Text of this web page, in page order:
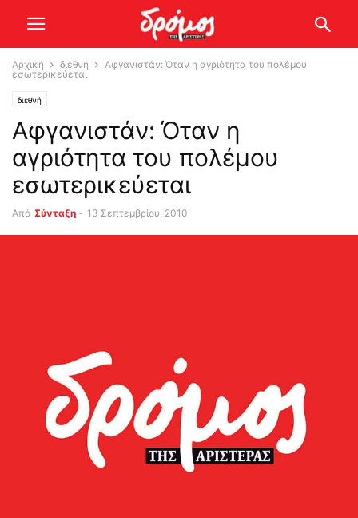
Αρχική διεθνή
Αφγανιστάν: Όταν η αγριότητα του πολέμου
εσωτερικεύεται
διεθνή
Αφγανιστάν: Όταν η
αγριότητα του πολέμου
εσωτερικεύεται
Από Σύνταξη - 13 Σεπτεμβρίου, 2010